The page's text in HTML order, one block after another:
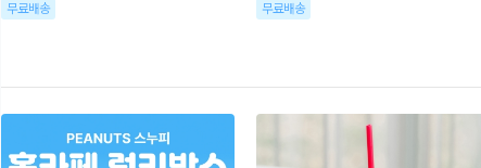
무료배송 무료배송